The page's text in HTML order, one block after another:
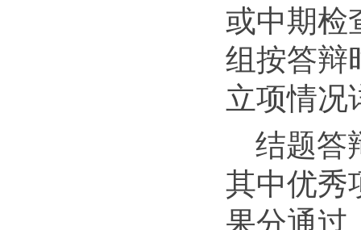
或中期检
组按答辩
立项情况
结题答
其中优秀
果分通过